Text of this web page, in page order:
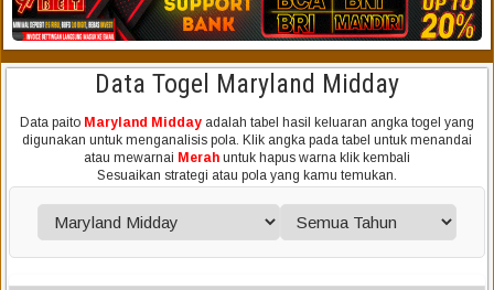
Data Togel Maryland Midday
Data paito Maryland Midday adalah tabel hasil keluaran angka togel yang
digunakan untuk menganalisis pola. Klik angka pada tabel untuk menandai
atau mewarnai Merah untuk hapus warna klik kembali
Sesuaikan strategi atau pola yang kamu temukan.